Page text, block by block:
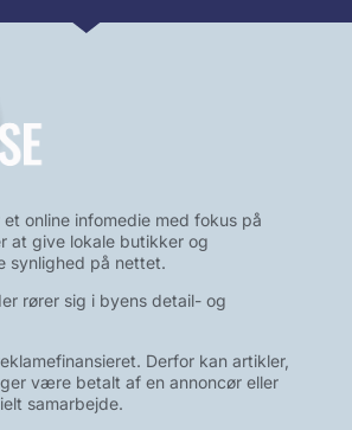
online infomedie med fokus på
at give lokale butikker og
synlighed på nettet.
rører sig i byens detail- og
Derfor kan artikler,
være betalt af en annoncør eller
samarbejde.